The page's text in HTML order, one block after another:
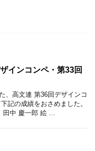
インコンペ・第33回
、高文連 第36回デザインコ
記の成績をおさめました。
中 慶一郎 絵 …